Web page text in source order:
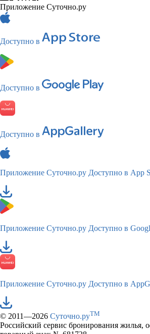
Приложение Суточно.ру
Доступно в
Доступно в
Доступно в
Приложение Суточно.ру Доступно в App
Приложение Суточно.ру Доступно в
Приложение Суточно.ру Доступно в
© 2011—2026 Суточно.руTM
Российский сервис бронирования жилья,